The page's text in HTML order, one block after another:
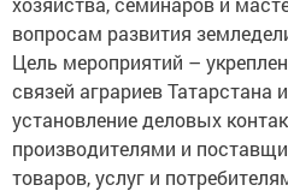
вопросам развития
Цель мероприятий –
связей аграриев Татарстана
установление деловых
производителями и
товаров, услуг и